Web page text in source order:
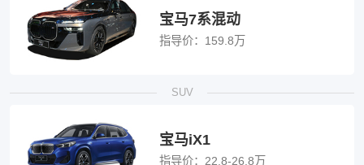
宝马7系混动
指导价： 159.8万
SUV
宝马iX1
指导价： 22.8-26.8万